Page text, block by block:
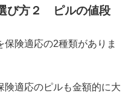
び方２ ピルの値段
保険適応の2種類がありま
険適応のピルも金額的に大